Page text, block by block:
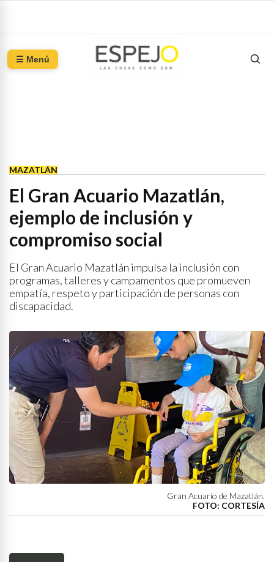
☰ Menú
MAZATLÁN
El Gran Acuario Mazatlán,
ejemplo de inclusión y
compromiso social
El Gran Acuario Mazatlán impulsa la inclusión con
programas, talleres y campamentos que promueven
empatía, respeto y participación de personas con
discapacidad.
Gran Acuario de Mazatlán.
FOTO: CORTESÍA